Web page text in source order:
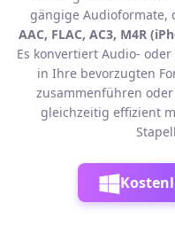
gängige Audioformate,
AAC, FLAC, AC3, M4R
Es konvertiert Audio-
in Ihre bevorzugten
zusammenführen
gleichzeitig effizient